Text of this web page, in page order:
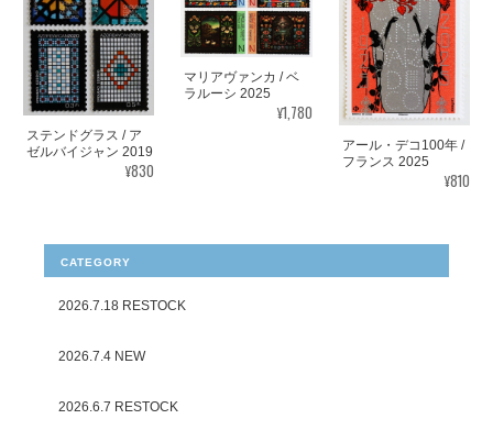
ステンドグラス / ア
ゼルバイジャン 2019
¥830
マリアヴァンカ / ベ
ラルーシ 2025
¥1,780
アール・デコ100年 /
フランス 2025
¥810
CATEGORY
2026.7.18 RESTOCK
2026.7.4 NEW
2026.6.7 RESTOCK